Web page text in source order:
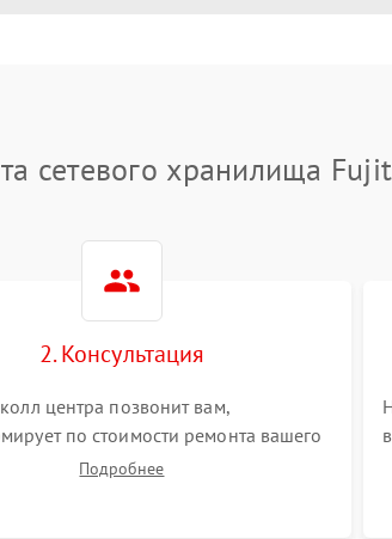
сетевого хранилища
2. Консультация
центра позвонит вам,
по стоимости ремонта вашего
а также ответит на все
Подробнее